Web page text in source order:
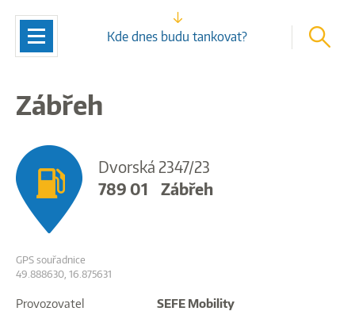
Kde dnes budu tankovat? vyhledat
Navigace
Zábřeh
Dvorská 2347/23
789 01 Zábřeh
GPS souřadnice
49.888630, 16.875631
Provozovatel
SEFE Mobility